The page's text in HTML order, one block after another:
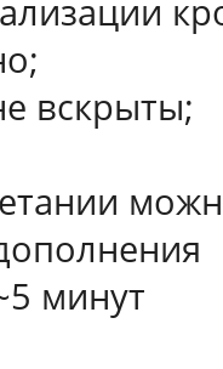
вскрыты;
минут